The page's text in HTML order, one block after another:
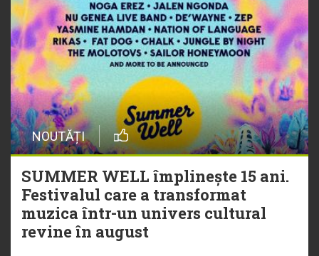
NOUTĂȚI
SUMMER WELL împlinește 15 ani.
Festivalul care a transformat
muzica într-un univers cultural
revine în august